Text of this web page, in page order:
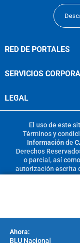
RED DE PORTALES
SERVICIOS
LEGAL
El uso de este
Términos y
Información de
Derechos
o parcial, así
autorización escrita
BLU Nacional